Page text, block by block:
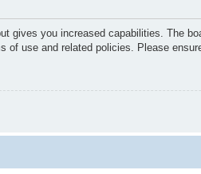
gives you increased capabilities. The
use and related policies. Please